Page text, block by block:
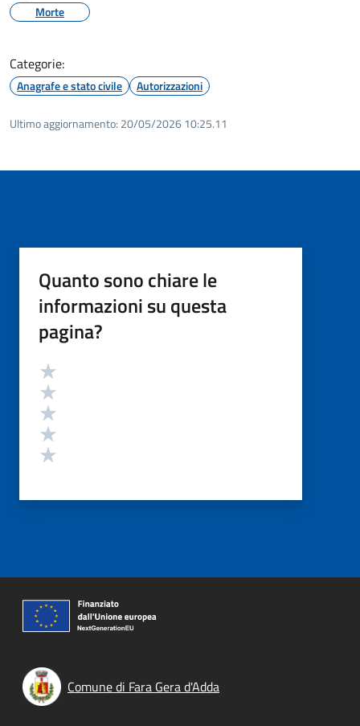
Morte
Categorie:
Anagrafe e stato civile Autorizzazioni
Ultimo aggiornamento: 20/05/2026 10:25.11
Quanto sono chiare le
informazioni su questa
pagina?
Valutazione
Comune di Fara Gera d'Adda